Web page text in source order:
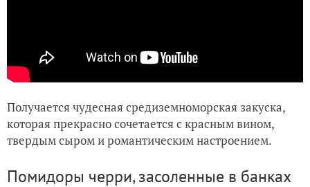
Получается чудесная средиземноморская закуска,
которая прекрасно сочетается с красным вином,
твердым сыром и романтическим настроением.
Помидоры черри, засоленные в банках